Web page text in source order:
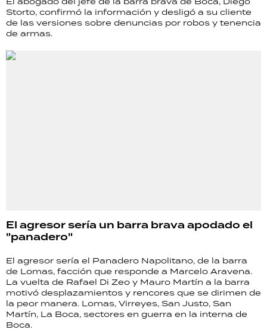
Storto, confirmó la información y desligó a su cliente
de las versiones sobre denuncias por robos y tenencia
de armas.
El agresor sería un barra brava apodado el
"panadero"
El agresor sería el Panadero Napolitano, de la barra
de Lomas, facción que responde a Marcelo Aravena.
La vuelta de Rafael Di Zeo y Mauro Martín a la barra
motivó desplazamientos y rencores que se dirimen de
la peor manera. Lomas, Virreyes, San Justo, San
Martín, La Boca, sectores en guerra en la interna de
Boca.